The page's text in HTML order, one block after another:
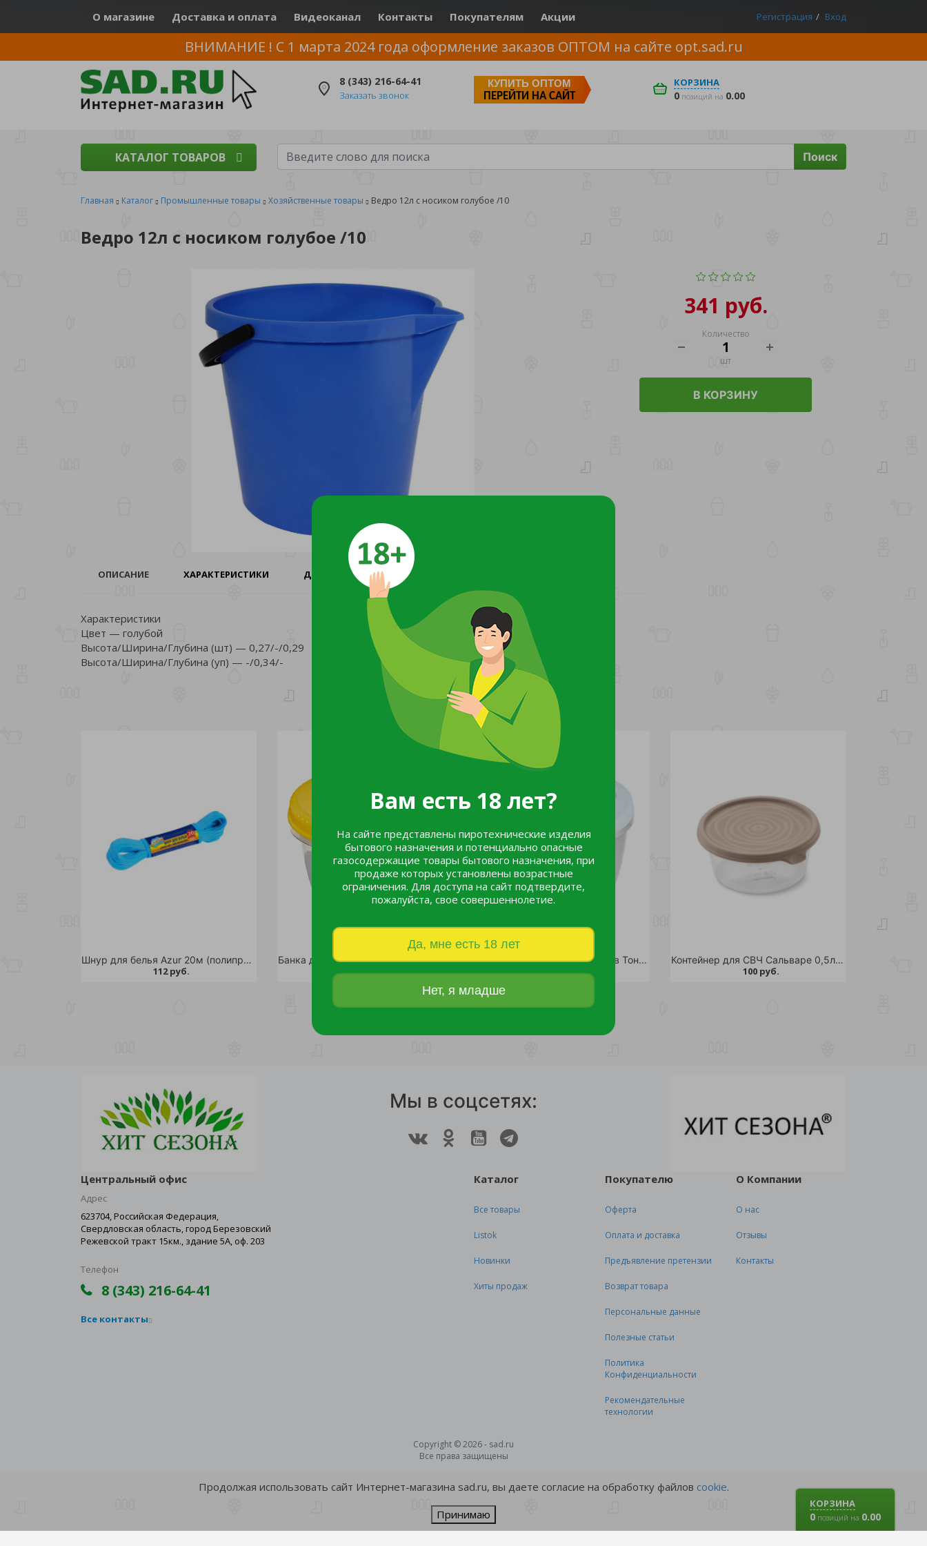
Вам есть 18 лет?
На сайте представлены пиротехнические изделия
бытового назначения и потенциально опасные
газосодержащие товары бытового назначения, при
продаже которых установлены возрастные
ограничения. Для доступа на сайт подтвердите,
пожалуйста, свое совершеннолетие.
Да, мне есть 18 лет
Нет, я младше
О магазине Доставка и оплата Видеоканал Контакты Покупателям Акции Регистрация Вход
ВНИМАНИЕ ! С 1 марта 2024 года оформление заказов ОПТОМ на сайте opt.sad.ru
8 (343) 216-64-41
Заказать звонок
КУПИТЬ ОПТОМ
ПЕРЕЙТИ НА САЙТ
КОРЗИНА
0 позиций на 0.00
КАТАЛОГ ТОВАРОВ Поиск
Главная Каталог Промышленные товары Хозяйственные товары Ведро 12л с носиком голубое /10
Ведро 12л с носиком голубое /10
341 руб.
Количество
шт
В КОРЗИНУ
ОПИСАНИЕ ХАРАКТЕРИСТИКИ ДОКУМЕНТЫ И СЕРТИФИКАТЫ
Характеристики
Цвет — голубой
Высота/Ширина/Глубина (шт) — 0,27/-/0,29
Высота/Ширина/Глубина (уп) — -/0,34/-
Шнур для белья Azur 20м (полипропилен)
112 руб.
Банка для сыпучих продуктов Тондо 0,9л с завинчивающейся крышкой кремовая /
117 руб.
Банка для сыпучих продуктов Тондо 1,2л с завинчивающейся крышкой светло-голубая
136 руб.
Контейнер для СВЧ Сальваре 0,5л мокко /
100 руб.
КОРЗИНА
0 позиций на 0.00
Мы в соцсетях:
Центральный офис
Адрес
623704, Российская Федерация,
Свердловская область, город Березовский
Режевской тракт 15км., здание 5А, оф. 203
Телефон
8 (343) 216-64-41
Все контакты
Каталог
Все товары
Listok
Новинки
Хиты продаж
Покупателю
Оферта
Оплата и доставка
Предъявление претензии
Возврат товара
Персональные данные
Полезные статьи
Политика
Конфиденциальности
Рекомендательные
технологии
О Компании
О нас
Отзывы
Контакты
Copyright © 2026 - sad.ru
Все права защищены
Продолжая использовать сайт Интернет-магазина sad.ru, вы даете согласие на обработку файлов cookie.
Принимаю